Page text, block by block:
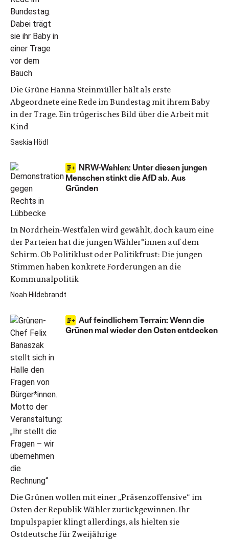
Die Grüne Hanna Steinmüller hält als erste
Abgeordnete eine Rede im Bundestag mit ihrem Baby
in der Trage. Ein trügerisches Bild über die Arbeit mit
Kind
Saskia Hödl
NRW-Wahlen: Unter diesen jungen
Menschen stinkt die AfD ab. Aus
Gründen
In Nordrhein-Westfalen wird gewählt, doch kaum eine
der Parteien hat die jungen Wähler*innen auf dem
Schirm. Ob Politiklust oder Politikfrust: Die jungen
Stimmen haben konkrete Forderungen an die
Kommunalpolitik
Noah Hildebrandt
Auf feindlichem Terrain: Wenn die
Grünen mal wieder den Osten entdecken
Die Grünen wollen mit einer „Präsenzoffensive“ im
Osten der Republik Wähler zurückgewinnen. Ihr
Impulspapier klingt allerdings, als hielten sie
Ostdeutsche für Zweijährige